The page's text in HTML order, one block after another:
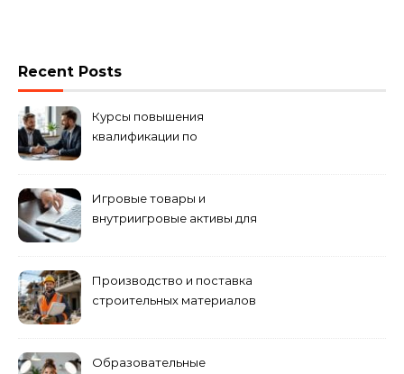
Recent Posts
Курсы повышения
квалификации по
Игровые товары и
внутриигровые активы для
приобретения
Производство и поставка
строительных материалов
Образовательные